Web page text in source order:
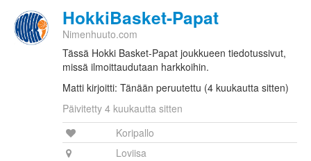
HokkiBasket-Papat
Nimenhuuto.com
Tässä Hokki Basket-Papat joukkueen tiedotussivut,
missä ilmoittaudutaan harkkoihin.
Matti kirjoitti: Tänään peruutettu (4 kuukautta sitten)
Päivitetty 4 kuukautta sitten
Koripallo
Loviisa